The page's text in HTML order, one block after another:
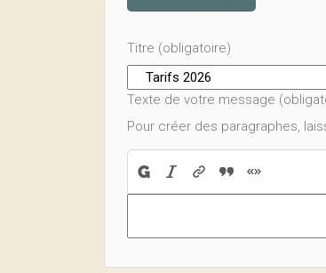
Titre (obligatoire)
Texte de votre message
Pour créer des paragraphes,